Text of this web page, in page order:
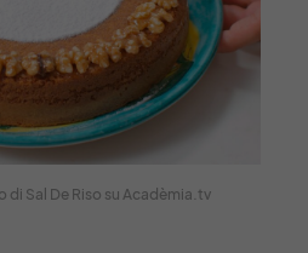
di Sal De Riso su Acadèmia.tv